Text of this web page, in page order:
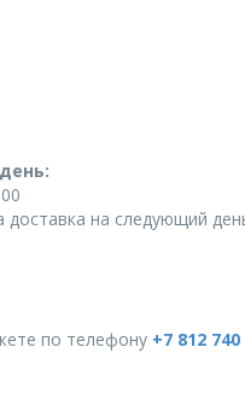
на следующий
по телефону +7 812 740